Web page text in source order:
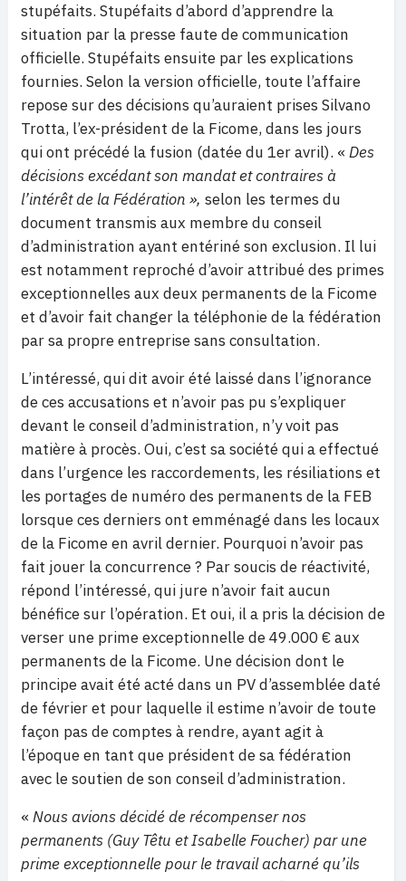
stupéfaits. Stupéfaits d’abord d’apprendre la
situation par la presse faute de communication
officielle. Stupéfaits ensuite par les explications
fournies. Selon la version officielle, toute l’affaire
repose sur des décisions qu’auraient prises Silvano
Trotta, l’ex-président de la Ficome, dans les jours
qui ont précédé la fusion (datée du 1er avril). « Des
décisions excédant son mandat et contraires à
l’intérêt de la Fédération », selon les termes du
document transmis aux membre du conseil
d’administration ayant entériné son exclusion. Il lui
est notamment reproché d’avoir attribué des primes
exceptionnelles aux deux permanents de la Ficome
et d’avoir fait changer la téléphonie de la fédération
par sa propre entreprise sans consultation.
L’intéressé, qui dit avoir été laissé dans l’ignorance
de ces accusations et n’avoir pas pu s’expliquer
devant le conseil d’administration, n’y voit pas
matière à procès. Oui, c’est sa société qui a effectué
dans l’urgence les raccordements, les résiliations et
les portages de numéro des permanents de la FEB
lorsque ces derniers ont emménagé dans les locaux
de la Ficome en avril dernier. Pourquoi n’avoir pas
fait jouer la concurrence ? Par soucis de réactivité,
répond l’intéressé, qui jure n’avoir fait aucun
bénéfice sur l’opération. Et oui, il a pris la décision de
verser une prime exceptionnelle de 49.000 € aux
permanents de la Ficome. Une décision dont le
principe avait été acté dans un PV d’assemblée daté
de février et pour laquelle il estime n’avoir de toute
façon pas de comptes à rendre, ayant agit à
l’époque en tant que président de sa fédération
avec le soutien de son conseil d’administration.
« Nous avions décidé de récompenser nos
permanents (Guy Têtu et Isabelle Foucher) par une
prime exceptionnelle pour le travail acharné qu’ils